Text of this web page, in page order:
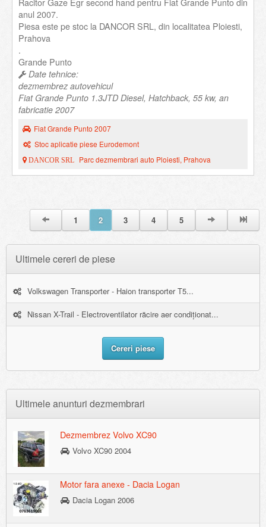
Racitor Gaze Egr second hand pentru Fiat Grande Punto din
anul 2007.
Piesa este pe stoc la DANCOR SRL, din localitatea Ploiesti,
Prahova
.
Grande Punto
Date tehnice:
dezmembrez autovehicul
Fiat Grande Punto 1.3JTD Diesel, Hatchback, 55 kw, an
fabricatie 2007
Fiat Grande Punto 2007
Stoc aplicatie piese Eurodemont
DANCOR SRL Parc dezmembrari auto Ploiesti, Prahova
1 2 3 4 5
Ultimele cereri de piese
Volkswagen Transporter - Haion transporter T5...
Nissan X-Trail - Electroventilator răcire aer condiționat...
Cereri piese
Ultimele anunturi dezmembrari
Dezmembrez Volvo XC90
Volvo XC90 2004
Motor fara anexe - Dacia Logan
Dacia Logan 2006